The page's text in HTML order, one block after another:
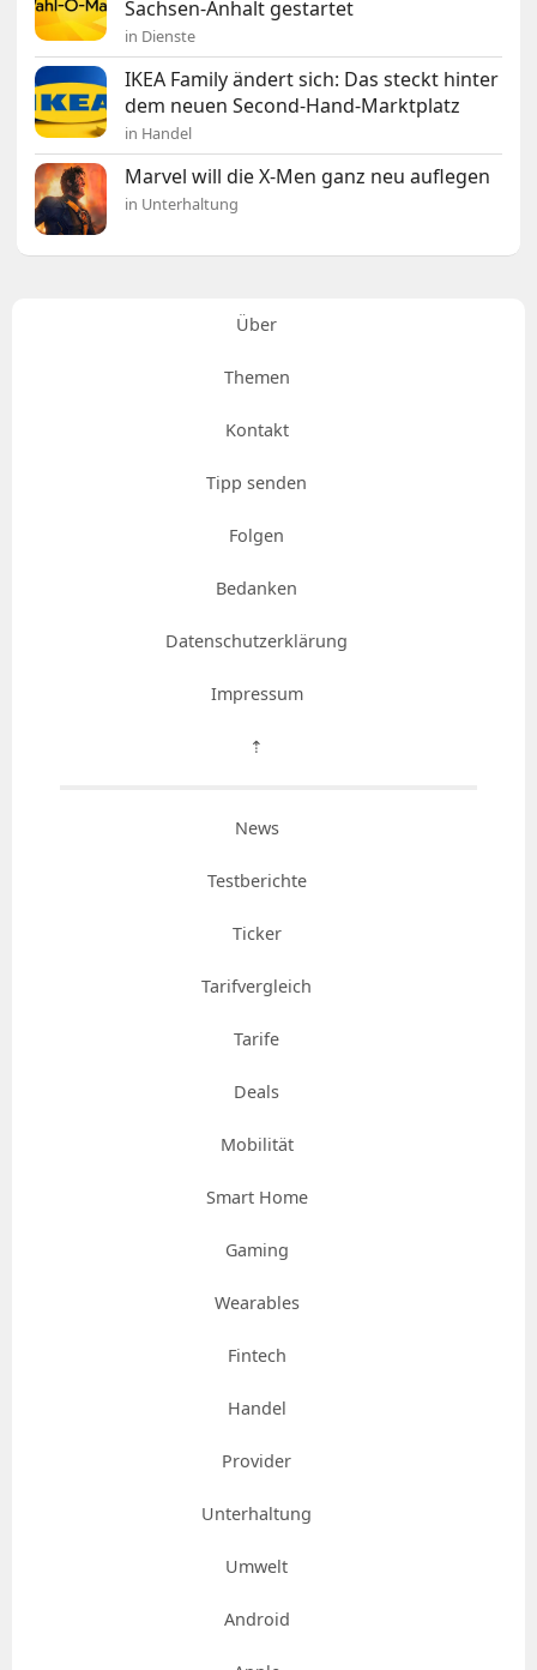
Sachsen-Anhalt gestartet
in Dienste
IKEA Family ändert sich: Das steckt hinter
dem neuen Second-Hand-Marktplatz
in Handel
Marvel will die X-Men ganz neu auflegen
in Unterhaltung
Über
Themen
Kontakt
Tipp senden
Folgen
Bedanken
Datenschutzerklärung
Impressum
⇡
News
Testberichte
Ticker
Tarifvergleich
Tarife
Deals
Mobilität
Smart Home
Gaming
Wearables
Fintech
Handel
Provider
Unterhaltung
Umwelt
Android